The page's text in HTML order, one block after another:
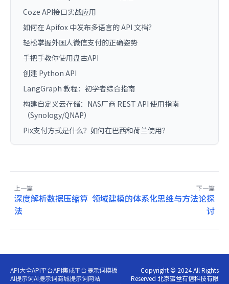
Coze API接口实战应用
如何在 Apifox 中发布多语言的 API 文档？
轻松掌握外国人微信支付的正确姿势
手把手教你使用盘古API
创建 Python API
LangGraph 教程：初学者综合指南
构建自定义云存储：NAS厂商 REST API 使用指南
（Synology/QNAP）
Pix支付方式是什么？如何在巴西和荷兰使用？
上一篇
深度解析数据压缩算
法
下一篇
领域建模的体系化思维与方法论探
讨
API大全API平台API集成平台提示词模板
AI提示词AI提示词商城提示词网站
Copyright © 2024 All Rights
Reserved 北京蜜堂有信科技有限